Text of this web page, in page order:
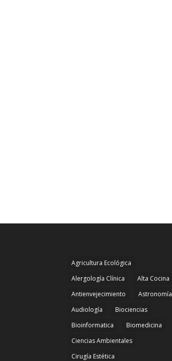
Agricultura Ecológica
Alergología Clínica
Alta Cocina
Antienvejecimiento
Astronomía
Audiología
Biociencias
Bioinformatica
Biomedicina
Ciencias Ambientales
Cirugía Estética